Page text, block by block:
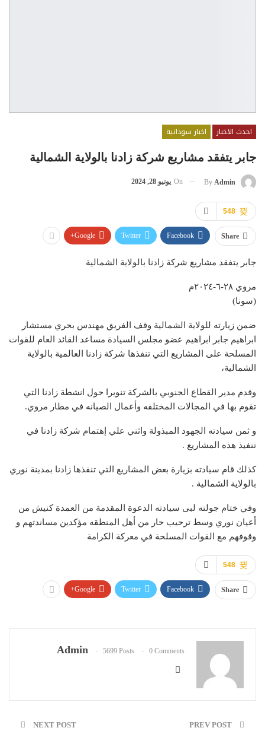
احدث الاخبار
اخبار سودانية
جابر يتفقد مشاريع شركة زادنا بالولاية الشمالية
By Admin
On يونيو 28, 2024
548
Share
Facebook
Twitter
Google+
جابر يتفقد مشاريع شركة زادنا بالولاية الشمالية
مروي ٢٨-٦-٢٠٢٤م
(سونا)
ضمن زيارته للولاية الشمالية وقف الفريق مهندس بحري مستشار
ابراهيم جابر ابراهيم عضو مجلس السيادة مساعد القائد العام للقوات
المسلحة على المشاريع التي تنفذها شركة زادنا العالمية بالولاية
الشمالية،
وقدم مدير القطاع الجنوبي بالشركة تنويرا حول انشطة زادنا التي
تقوم بها في المجالات المختلفه وأعمال الصيانه في مطار مروي.
و ثمن سيادته الجهود المبذولة واثني علي إهتمام شركة زادنا في
تنفيذ هذه المشاريع .
كذلك قام سيادته بزيارة بعض المشاريع التي تنفذها زادنا بمدينة نوري
بالولاية الشمالية .
وفي ختام جولته لبى سيادته الدعوة المقدمة من العمدة كنيش من
أعيان نوري وسط ترحيب حار من أهل المنطقه مؤكدين مساندتهم و
وقوفهم مع القوات المسلحة في معركة الكرامة
548
Share
Facebook
Twitter
Google+
Admin 5699 Posts 0 Comments
NEXT POST